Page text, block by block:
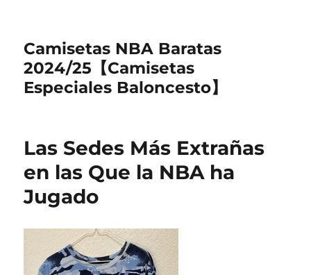
Camisetas NBA Baratas
2024/25【Camisetas
Especiales Baloncesto】
Las Sedes Más Extrañas
en las Que la NBA ha
Jugado